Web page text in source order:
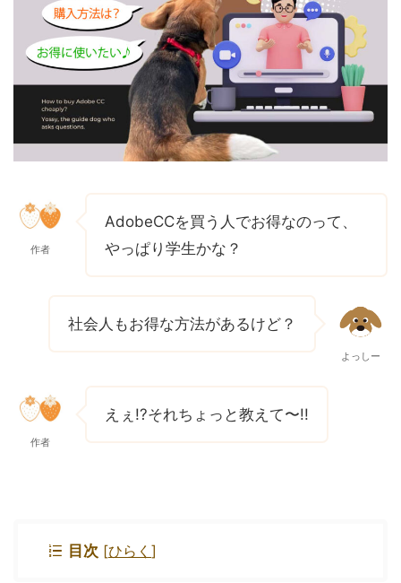
作者
AdobeCCを買う人でお得なのって、
やっぱり学生かな？
社会人もお得な方法があるけど？
よっしー
作者
えぇ!?それちょっと教えて〜!!
目次 [ひらく ]